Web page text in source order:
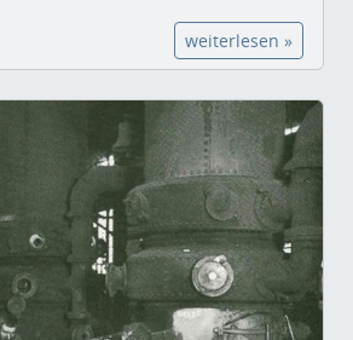
weiterlesen »